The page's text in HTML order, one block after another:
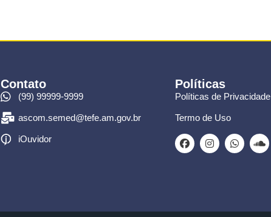
Contato
(99) 99999-9999
ascom.semed@tefe.am.gov.br
iOuvidor
Políticas
Políticas de Privacidade
Termo de Uso